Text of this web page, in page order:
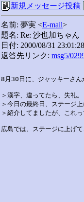
新規メッセージ投稿
名前: 夢実 <E-mail>
題名: Re: 沙也加ちゃん
日付: 2000/08/31 23:01:28
返答先リンク: msg5/
8月30日に、ジャッキーさん
＞漢字、違ってたら、失礼。
＞今日の最終日、ステージ
＞紹介してましたが、これ